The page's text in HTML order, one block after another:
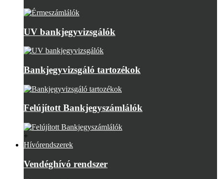
UV bankjegyvizsgálók
Bankjegyvizsgáló tartozékok
Felújított Bankjegyszámlálók
+
Hívórendszerek
Vendéghívó rendszer